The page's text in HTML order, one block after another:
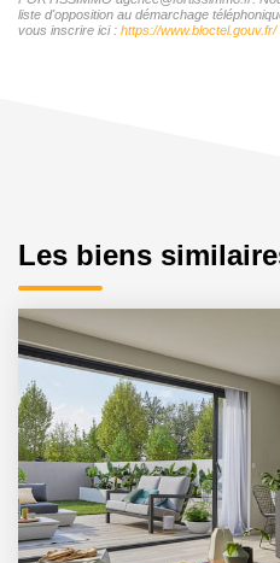
liste d'opposition au démarchage
vous inscrire ici : https://www.bloctel.gouv.fr/
Les biens